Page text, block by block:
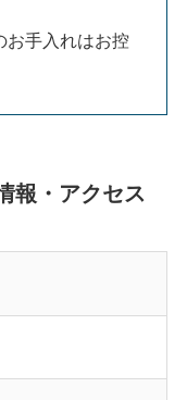
お手入れはお控
報・アクセス